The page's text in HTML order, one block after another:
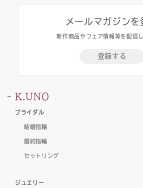
メールマガジンを
新作商品やフェア情報等を配信
登録する
K.UNO
ブライダル
結婚指輪
婚約指輪
セットリング
ジュエリー